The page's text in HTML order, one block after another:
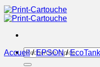
Recherche
pour :
Accueil / EPSON / EcoTank